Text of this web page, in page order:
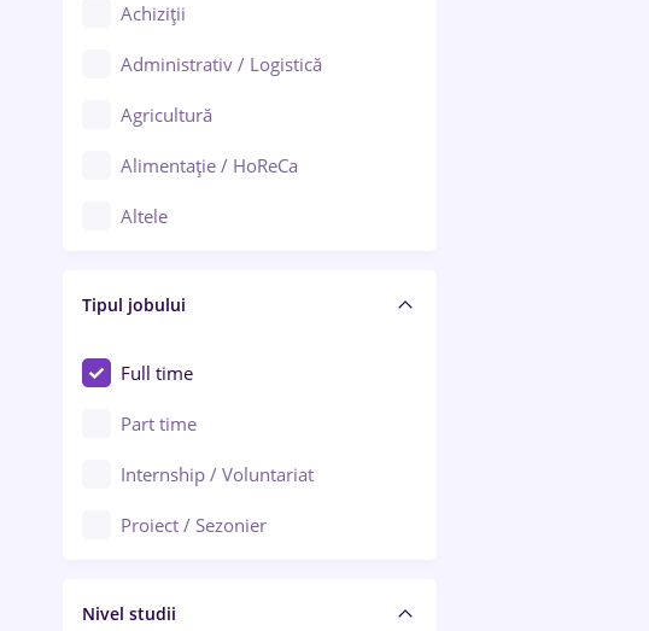
Galați (Galați)
Ploiești
Arad
Baia Mare
Bârlad
Bistrița (Bistrița-Năsăud)
Achiziții
Administrativ / Logistică
Agricultură
Alimentație / HoReCa
Altele
Asigurări
Au pair / Babysitter / Curățenie
Audit / Consultanță
Auto / Echipamente
Automatizări
Cercetare - dezvoltare
Tipul jobului
Full time
Part time
Internship / Voluntariat
Proiect / Sezonier
Nivel studii